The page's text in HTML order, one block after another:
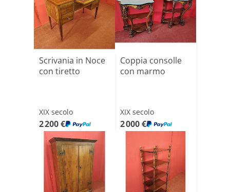
Scrivania in Noce
con tiretto
XIX secolo
2 200 €
Coppia consolle
con marmo
XIX secolo
2 000 €